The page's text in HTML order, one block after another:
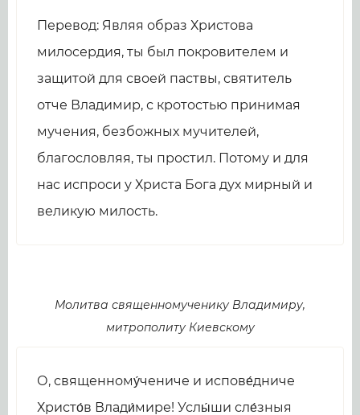
Перевод: Являя образ Христова
милосердия, ты был покровителем и
защитой для своей паствы, святитель
отче Владимир, с кротостью принимая
мучения, безбожных мучителей,
благословляя, ты простил. Потому и для
нас испроси у Христа Бога дух мирный и
великую милость.
Молитва священномученику Владимиру,
митрополиту Киевскому
О, священному́чениче и испове́дниче
Христо́в Влади́мире! Услы́ши сле́зныя